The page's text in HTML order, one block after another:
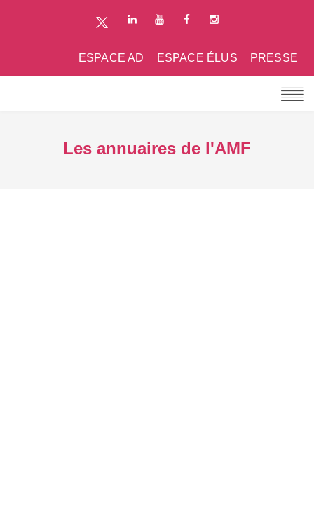
PRESSE
ESPACE ÉLUS
ESPACE AD
Les annuaires de l'AMF